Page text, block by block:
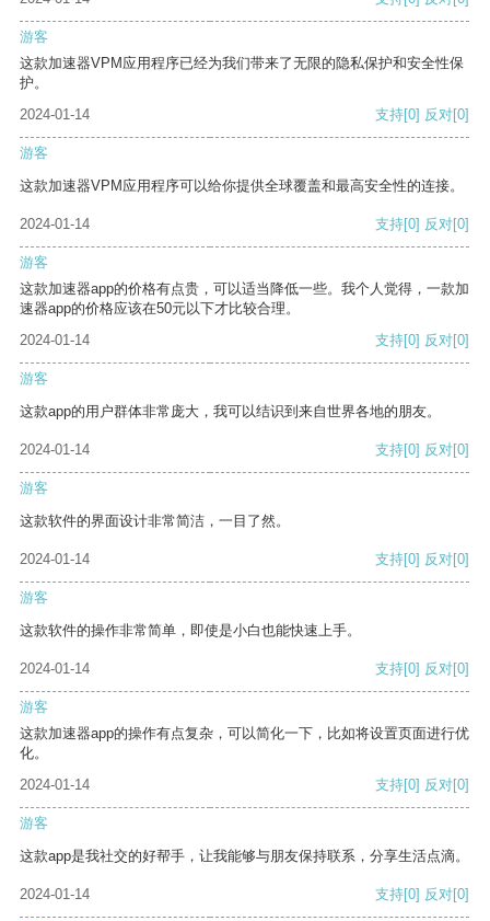
游客
这款加速器VPM应用程序已经为我们带来了无限的隐私保护和安全性保
护。
2024-01-14
支持[0] 反对[0]
游客
这款加速器VPM应用程序可以给你提供全球覆盖和最高安全性的连接。
2024-01-14 支持[0] 反对[0]
游客
这款加速器app的价格有点贵，可以适当降低一些。我个人觉得，一款加
速器app的价格应该在50元以下才比较合理。
2024-01-14
支持[0] 反对[0]
游客
这款app的用户群体非常庞大，我可以结识到来自世界各地的朋友。
2024-01-14 支持[0] 反对[0]
游客
这款软件的界面设计非常简洁，一目了然。
2024-01-14 支持[0] 反对[0]
游客
这款软件的操作非常简单，即使是小白也能快速上手。
2024-01-14 支持[0] 反对[0]
游客
这款加速器app的操作有点复杂，可以简化一下，比如将设置页面进行优
化。
2024-01-14
支持[0] 反对[0]
游客
这款app是我社交的好帮手，让我能够与朋友保持联系，分享生活点滴。
2024-01-14 支持[0] 反对[0]